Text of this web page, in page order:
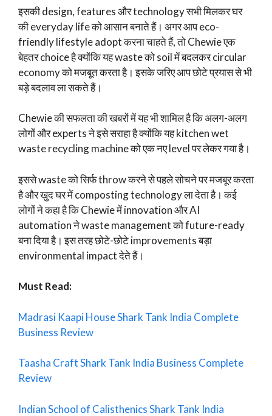
इसकी design, features और technology सभी मिलकर घर
की everyday life को आसान बनाते हैं। अगर आप eco-
friendly lifestyle adopt करना चाहते हैं, तो Chewie एक
बेहतर choice है क्योंकि यह waste को soil में बदलकर circular
economy को मजबूत करता है। इसके जरिए आप छोटे प्रयास से भी
बड़े बदलाव ला सकते हैं।
Chewie की सफलता की खबरों में यह भी शामिल है कि अलग-अलग
लोगों और experts ने इसे सराहा है क्योंकि यह kitchen wet
waste recycling machine को एक नए level पर लेकर गया है।
इससे waste को सिर्फ throw करने से पहले सोचने पर मजबूर करता
है और खुद घर में composting technology ला देता है। कई
लोगों ने कहा है कि Chewie में innovation और AI
automation ने waste management को future-ready
बना दिया है। इस तरह छोटे-छोटे improvements बड़ा
environmental impact देते हैं।
Must Read:
Madrasi Kaapi House Shark Tank India Complete
Business Review
Taasha Craft Shark Tank India Business Complete
Review
Indian School of Calisthenics Shark Tank India